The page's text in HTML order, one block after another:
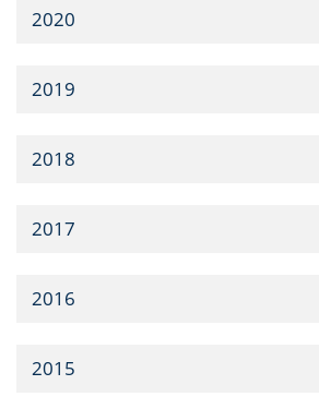
2020
2019
2018
2017
2016
2015